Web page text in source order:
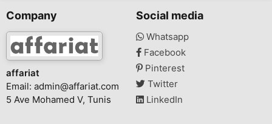
Company
affariat
Email: admin@affariat.com
5 Ave Mohamed V, Tunis
Social media
Whatsapp
Facebook
Pinterest
Twitter
LinkedIn